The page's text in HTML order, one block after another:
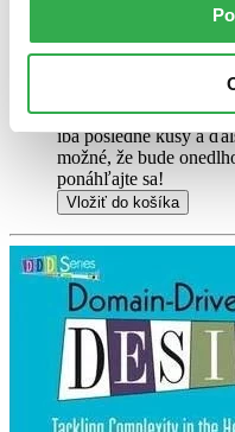
to akokoľvek
zanechať stopy.
Tento produkt síce
iba posledné kusy a
možné, že bude
ponáhľajte sa!
Vložiť do košíka